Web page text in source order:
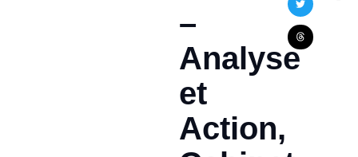
–
Analyse
et
Action,